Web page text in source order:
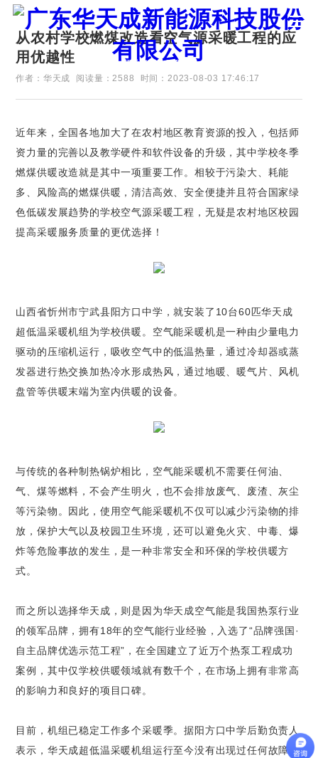
证券代码：835751
从农村学校燃煤改造看空气源采暖工程的应
用优越性
作者：华天成 阅读量：2588 时间：2023-08-03 17:46:17
近年来，全国各地加大了在农村地区教育资源的投入，包括师
资力量的完善以及教学硬件和软件设备的升级，其中学校冬季
燃煤供暖改造就是其中一项重要工作。相较于污染大、耗能
多、风险高的燃煤供暖，清洁高效、安全便捷并且符合国家绿
色低碳发展趋势的学校空气源采暖工程，无疑是农村地区校园
提高采暖服务质量的更优选择！
山西省忻州市宁武县阳方口中学，就安装了10台60匹华天成
超低温采暖机组为学校供暖。空气能采暖机是一种由少量电力
驱动的压缩机运行，吸收空气中的低温热量，通过冷却器或蒸
发器进行热交换加热冷水形成热风，通过地暖、暖气片、风机
盘管等供暖末端为室内供暖的设备。
与传统的各种制热锅炉相比，空气能采暖机不需要任何油、
气、煤等燃料，不会产生明火，也不会排放废气、废渣、灰尘
等污染物。因此，使用空气能采暖机不仅可以减少污染物的排
放，保护大气以及校园卫生环境，还可以避免火灾、中毒、爆
炸等危险事故的发生，是一种非常安全和环保的学校供暖方
式。
而之所以选择华天成，则是因为华天成空气能是我国热泵行业
的领军品牌，拥有18年的空气能行业经验，入选了“品牌强国·
自主品牌优选示范工程”，在全国建立了近万个热泵工程成功
案例，其中仅学校供暖领域就有数千个，在市场上拥有非常高
的影响力和良好的项目口碑。
目前，机组已稳定工作多个采暖季。据阳方口中学后勤负责人
表示，华天成超低温采暖机组运行至今没有出现过任何故障，